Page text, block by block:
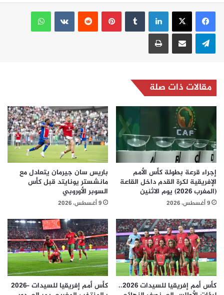
لينكدإن بينتيريست
واتساب
تيلقرام مشاركة عبر البريد طباعة
مقالات ذات صلة
إجراء قرعة بطولة كأس الأمم
الإفريقية لكرة القدم داخل القاعة
(المغرب 2026) يوم الاثنين
9 أغسطس، 2026
باريس سان جيرمان يتعادل مع
مانشستر يونايتد قبل كأس
السوبر الأوروبي
9 أغسطس، 2026
كأس أمم إفريقيا للسيدات 2026..
كأس أمم إفريقيا للسيدات –2026